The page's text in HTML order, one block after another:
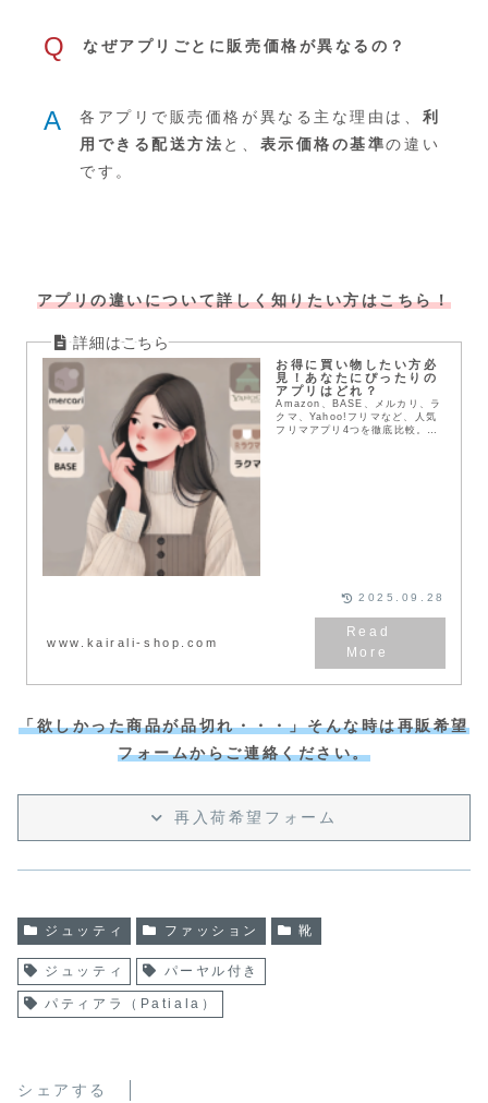
Q なぜアプリごとに販売価格が異なるの？
A 各アプリで販売価格が異なる主な理由は、 利
用できる配送方法 と、 表示価格の基準の違い
です。
アプリの違いについて詳しく知りたい方はこちら！
お得に買い物したい方必
見！あなたにぴったりの
アプリはどれ？
Amazon、BASE、メルカリ、ラ
クマ、Yahoo!フリマなど、人気
フリマアプリ4つを徹底比較。送
www.kairali-shop.com
2025.09.28
「欲しかった商品が品切れ・・・」そんな時は再販希望
フォームからご連絡ください。
再入荷希望フォーム
ジュッティ ファッション 靴
ジュッティ パーヤル付き
パティアラ（Patiala）
シェアする